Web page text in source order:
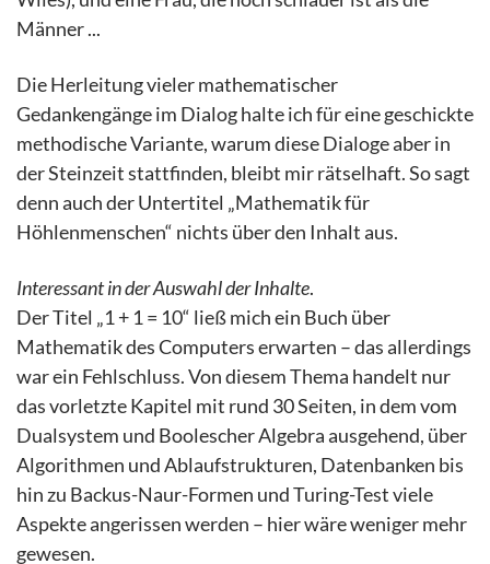
Männer ...
Die Herleitung vieler mathematischer
Gedankengänge im Dialog halte ich für eine geschickte
methodische Variante, warum diese Dialoge aber in
der Steinzeit stattfinden, bleibt mir rätselhaft. So sagt
denn auch der Untertitel „Mathematik für
Höhlenmenschen“ nichts über den Inhalt aus.
Interessant in der Auswahl der Inhalte.
Der Titel „1 + 1 = 10“ ließ mich ein Buch über
Mathematik des Computers erwarten – das allerdings
war ein Fehlschluss. Von diesem Thema handelt nur
das vorletzte Kapitel mit rund 30 Seiten, in dem vom
Dualsystem und Boolescher Algebra ausgehend, über
Algo­rithmen und Ablaufstrukturen, Datenbanken bis
hin zu Backus-Naur-Formen und Turing-Test viele
Aspekte angerissen werden – hier wäre weniger mehr
gewesen.